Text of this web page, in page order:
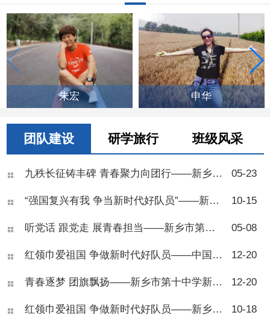
朱宏 申华
团队建设 研学旅行 班级风采
九秩长征铸丰碑 青春聚力向团行——新乡市第十中学举行2026年离队入团仪式 05-23
“强国复兴有我 争当新时代好队员”——新乡市第十中学举行2025年七年级少先队建队仪式 10-15
听党话 跟党走 展青春担当——新乡市第十中学2025年离队入团仪式 05-08
红领巾爱祖国 争做新时代好队员——中国少年先锋队新乡市第十中学第五次代表大会 12-20
青春逐梦 团旗飘扬——新乡市第十中学新团员入团仪式圆满举行 12-20
红领巾爱祖国 争做新时代好队员——新乡市第十中学举行2024年七年级少先队建队仪式 10-18